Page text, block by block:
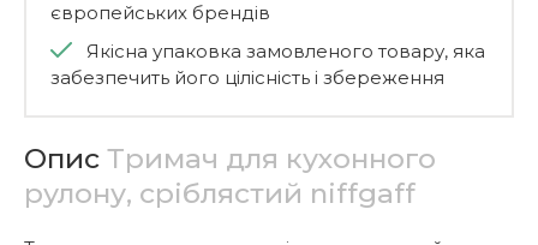
європейських брендів
Якісна упаковка замовленого товару, яка
забезпечить його цілісність і збереження
Опис Тримач для кухонного
рулону, сріблястий niffgaff